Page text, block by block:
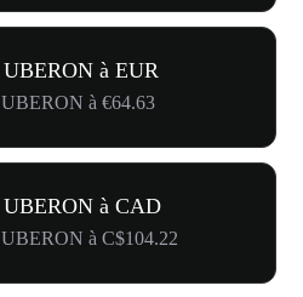
à EUR
à €64.63
UBERON à CAD
à C$104.22